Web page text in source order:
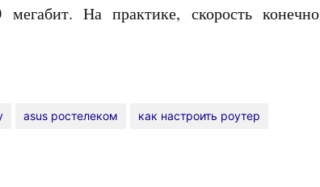
На практике, скорость конечно
asus ростелеком как настроить роутер